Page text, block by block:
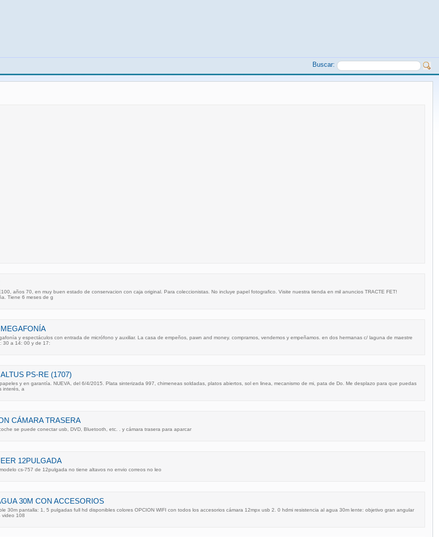
Buscar:
años 70, en muy buen estado de conservacion con caja original. Para coleccionistas. No incluye papel fotografico. Visite nuestra tienda en mil anuncios TRACTE FET!
Tiene 6 meses de g
y espectáculos con entrada de micrófono y auxiliar. La casa de empeños, pawn and money. compramos, vendemos y empeñamos. en dos hermanas c/ laguna de maestre
30 a 14: 00 y de 17:
PS-RE (1707)
y en garantía. NUEVA, del 6/4/2015. Plata sinterizada 997, chimeneas soldadas, platos abiertos, sol en linea, mecanismo de mi, pata de Do. Me desplazo para que puedas
interés, a
CÁMARA TRASERA
se puede conectar usb, DVD, Bluetooth, etc. . y cámara trasera para aparcar
12PULGADA
cs-757 de 12pulgada no tiene altavos no envio correos no leo
30M CON ACCESORIOS
30m pantalla: 1, 5 pulgadas full hd disponibles colores OPCION WIFI con todos los accesorios cámara 12mpx usb 2. 0 hdmi resistencia al agua 30m lente: objetivo gran angular
video 108